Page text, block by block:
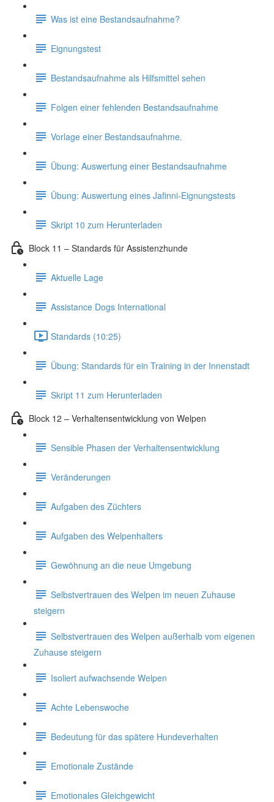
Was ist eine Bestandsaufnahme?
Eignungstest
Bestandsaufnahme als Hilfsmittel sehen
Folgen einer fehlenden Bestandsaufnahme
Vorlage einer Bestandsaufnahme.
Übung: Auswertung einer Bestandsaufnahme
Übung: Auswertung eines Jafinni-Eignungstests
Skript 10 zum Herunterladen
Block 11 – Standards für Assistenzhunde
Aktuelle Lage
Assistance Dogs International
Standards (10:25)
Übung: Standards für ein Training in der Innenstadt
Skript 11 zum Herunterladen
Block 12 – Verhaltensentwicklung von Welpen
Sensible Phasen der Verhaltensentwicklung
Veränderungen
Aufgaben des Züchters
Aufgaben des Welpenhalters
Gewöhnung an die neue Umgebung
Selbstvertrauen des Welpen im neuen Zuhause
steigern
Selbstvertrauen des Welpen außerhalb vom eigenen
Zuhause steigern
Isoliert aufwachsende Welpen
Achte Lebenswoche
Bedeutung für das spätere Hundeverhalten
Emotionale Zustände
Emotionales Gleichgewicht